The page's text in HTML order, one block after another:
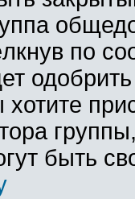
по
хотите
быть